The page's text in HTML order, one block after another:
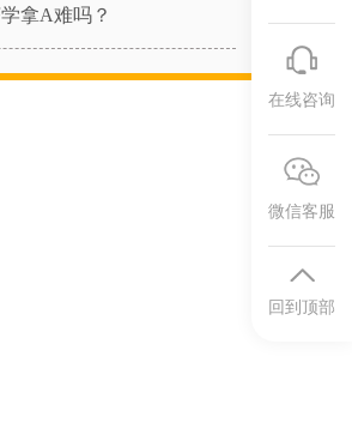
拿A难吗？
在线咨询
微信客服
回到顶部